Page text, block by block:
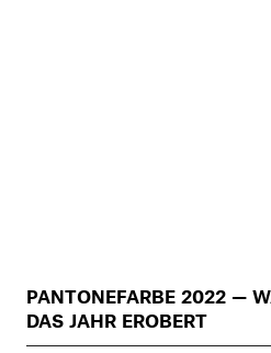
PANTONEFARBE 2022 —
DAS JAHR EROBERT